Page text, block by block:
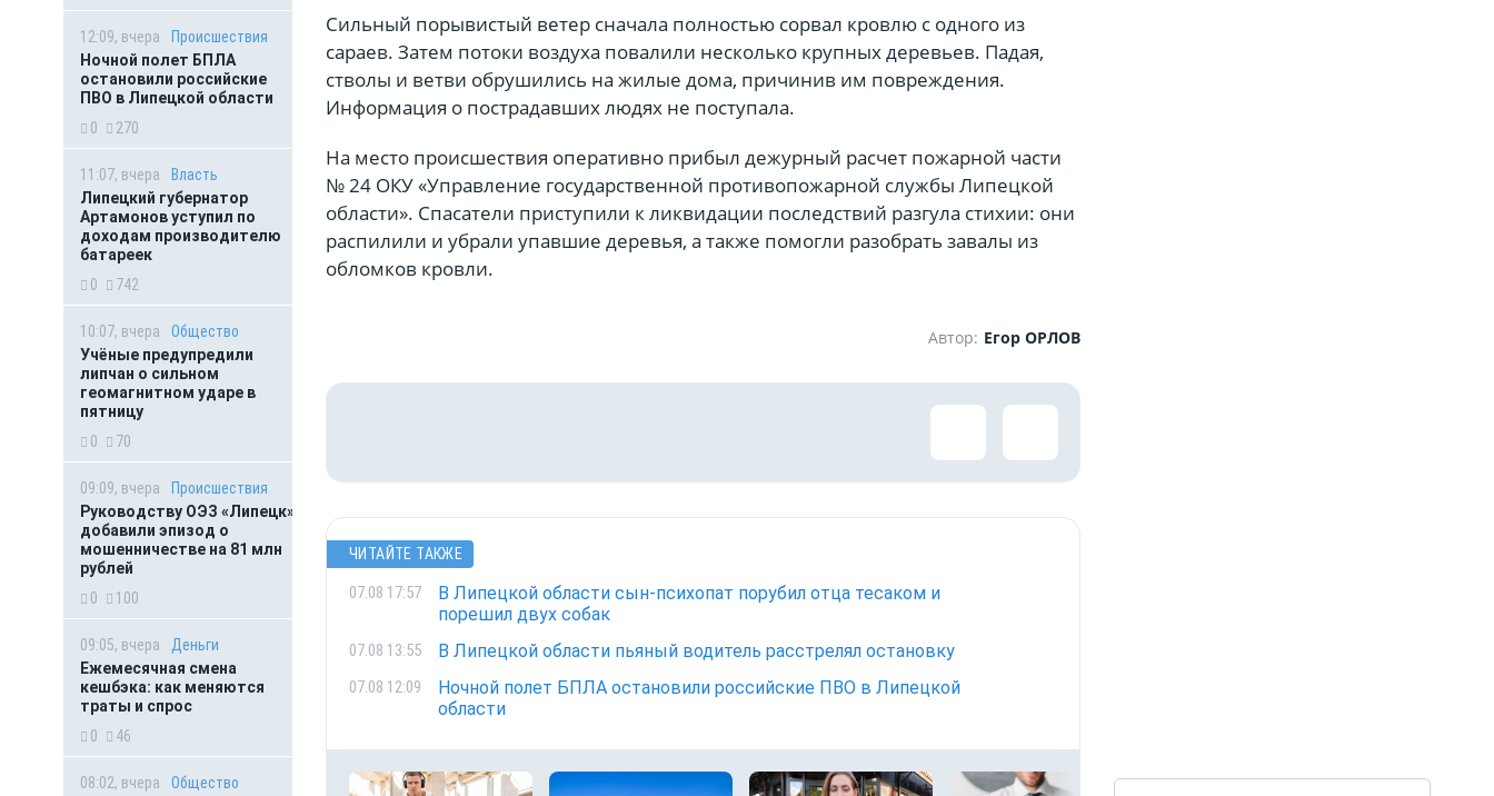
12:09, вчера
Происшествия
Ночной полет БПЛА
остановили российские
ПВО в Липецкой области
0
270
11:07, вчера
Власть
Липецкий губернатор
Артамонов уступил по
доходам производителю
батареек
0
742
10:07, вчера
Общество
Учёные предупредили
липчан о сильном
геомагнитном ударе в
пятницу
0
70
09:09, вчера
Происшествия
Руководству ОЭЗ «Липецк»
добавили эпизод о
мошенничестве на 81 млн
рублей
0
100
09:05, вчера
Деньги
Ежемесячная смена
кешбэка: как меняются
траты и спрос
0
46
08:02, вчера
Общество
Сильный порывистый ветер сначала полностью сорвал кровлю с одного из
сараев. Затем потоки воздуха повалили несколько крупных деревьев. Падая,
стволы и ветви обрушились на жилые дома, причинив им повреждения.
Информация о пострадавших людях не поступала.
На место происшествия оперативно прибыл дежурный расчет пожарной части
№ 24 ОКУ «Управление государственной противопожарной службы Липецкой
области». Спасатели приступили к ликвидации последствий разгула стихии: они
распилили и убрали упавшие деревья, а также помогли разобрать завалы из
обломков кровли.
Автор: Егор ОРЛОВ
ЧИТАЙТЕ ТАКЖЕ
07.08 17:57
В Липецкой области сын-психопат порубил отца тесаком и
порешил двух собак
07.08 13:55 В Липецкой области пьяный водитель расстрелял остановку
07.08 12:09
Ночной полет БПЛА остановили российские ПВО в Липецкой
области